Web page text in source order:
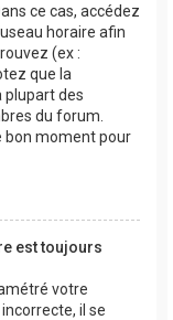
ce cas, accédez
horaire afin
(ex :
que la
plupart des
du forum.
bon moment pour
est toujours
votre
il se